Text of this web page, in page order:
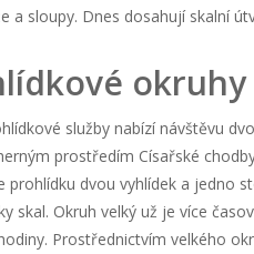
a sloupy. Dnes dosahují skalní
služby nabízí návštěvu
prostředím Císařské
prohlídku dvou vyhlídek a jedno
skal. Okruh velký už je více
Prostřednictvím velkého